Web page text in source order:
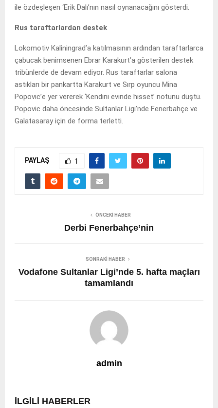
ile özdeşleşen ‘Erik Dalı’nın nasıl oynanacağını gösterdi.
Rus taraftarlardan destek
Lokomotiv Kaliningrad’a katılmasının ardından taraftarlarca
çabucak benimsenen Ebrar Karakurt’a gösterilen destek
tribünlerde de devam ediyor. Rus taraftarlar salona
astıkları bir pankartta Karakurt ve Sırp oyuncu Mina
Popovic’e yer vererek ‘Kendini evinde hisset’ notunu düştü.
Popovic daha öncesinde Sultanlar Ligi’nde Fenerbahçe ve
Galatasaray için de forma terletti.
PAYLAŞ 1
ÖNCEKI HABER
Derbi Fenerbahçe’nin
SONRAKI HABER
Vodafone Sultanlar Ligi’nde 5. hafta maçları
tamamlandı
admin
İLGILI HABERLER